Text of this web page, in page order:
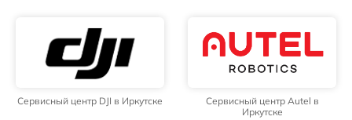
Сервисный центр DJI в Иркутске
Сервисный центр Autel в
Иркутске